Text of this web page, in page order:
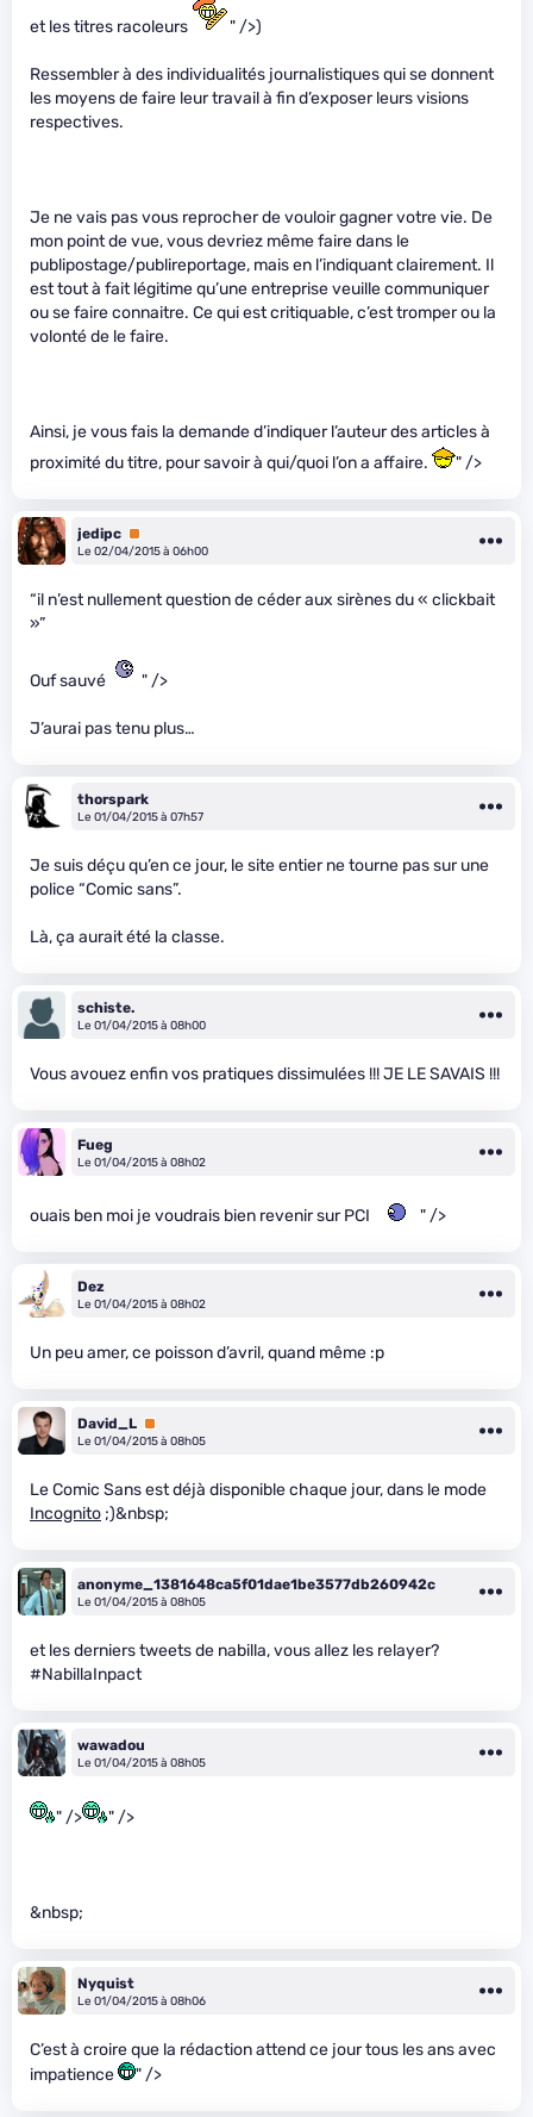
et les titres racoleurs " />)
Ressembler à des individualités journalistiques qui se donnent
les moyens de faire leur travail à fin d’exposer leurs visions
respectives.
Je ne vais pas vous reprocher de vouloir gagner votre vie. De
mon point de vue, vous devriez même faire dans le
publipostage/publireportage, mais en l’indiquant clairement. Il
est tout à fait légitime qu’une entreprise veuille communiquer
ou se faire connaitre. Ce qui est critiquable, c’est tromper ou la
volonté de le faire.
Ainsi, je vous fais la demande d’indiquer l’auteur des articles à
proximité du titre, pour savoir à qui/quoi l’on a affaire.
" />
jedipc Premium
Le 02/04/2015 à 06h00
“il n’est nullement question de céder aux sirènes du « clickbait
»”
Ouf sauvé " />
J’aurai pas tenu plus…
thorspark
Le 01/04/2015 à 07h57
Je suis déçu qu’en ce jour, le site entier ne tourne pas sur une
police “Comic sans”.
Là, ça aurait été la classe.
schiste.
Le 01/04/2015 à 08h00
Vous avouez enfin vos pratiques dissimulées !!! JE LE SAVAIS !!!
Fueg
Le 01/04/2015 à 08h02
ouais ben moi je voudrais bien revenir sur PCI " />
Dez
Le 01/04/2015 à 08h02
Un peu amer, ce poisson d’avril, quand même :p
David_L Premium
Le 01/04/2015 à 08h05
Le Comic Sans est déjà disponible chaque jour, dans le mode
Incognito ;)&nbsp;
anonyme_1381648ca5f01dae1be3577db260942c
Le 01/04/2015 à 08h05
et les derniers tweets de nabilla, vous allez les relayer?
#NabillaInpact
wawadou
Le 01/04/2015 à 08h05
" /> " />
&nbsp;
Nyquist
Le 01/04/2015 à 08h06
C’est à croire que la rédaction attend ce jour tous les ans avec
impatience
" />